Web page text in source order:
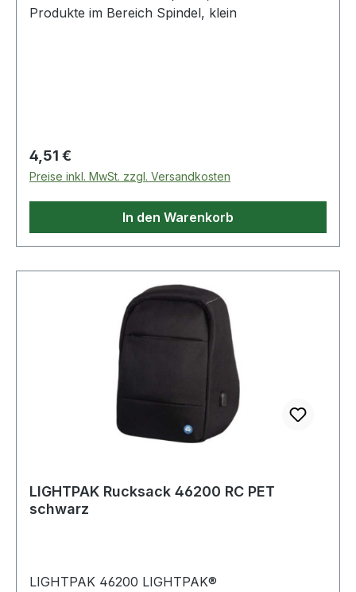
Produkte im Bereich Spindel, klein
Regulärer Preis:
4,51 €
Preise inkl. MwSt. zzgl. Versandkosten
In den Warenkorb
LIGHTPAK Rucksack 46200 RC PET
schwarz
LIGHTPAK 46200 LIGHTPAK®